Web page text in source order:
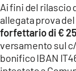
LACITYMAG.IT
ILREGGINO.IT
Ai fini del rilascio
allegata prova
forfettario di €
versamento sul
bonifico IBAN